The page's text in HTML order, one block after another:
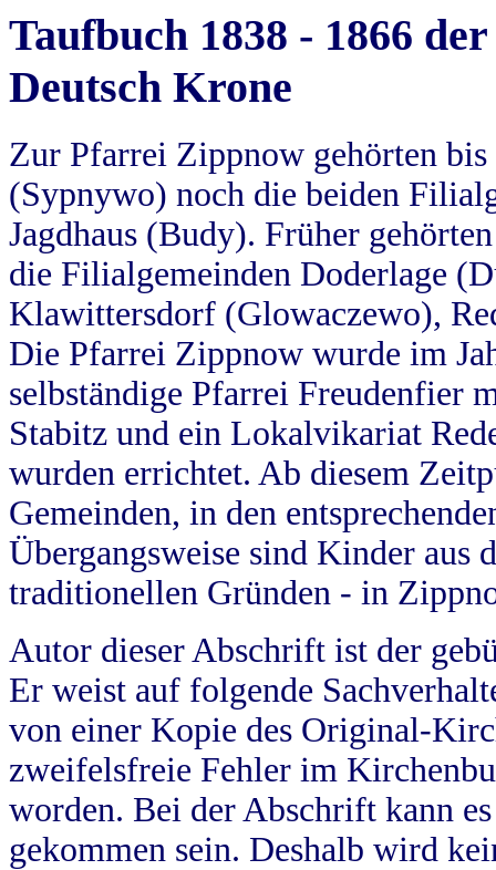
Taufbuch 1838 - 1866
Deutsch Krone
Zur Pfarrei Zippnow gehörten
(Sypnywo) noch die beiden
Jagdhaus (Budy). Früher
die Filialgemeinden Doderlage
Klawittersdorf (Glowaczewo),
Die Pfarrei Zippnow wurde im
selbständige Pfarrei Freudenfier
Stabitz und ein Lokalvikariat
wurden errichtet. Ab diesem
Gemeinden, in den
Übergangsweise sind Kinder aus
traditionellen Gründen - in
Autor dieser Abschrift ist der
Er weist auf folgende
von einer Kopie des Original-
zweifelsfreie Fehler im
worden. Bei der Abschrift kann
gekommen sein. Deshalb wird